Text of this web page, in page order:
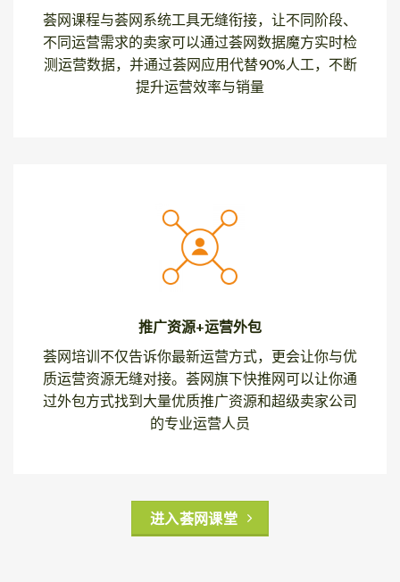
荟网课程与荟网系统工具无缝衔接，让不同阶段、
不同运营需求的卖家可以通过荟网数据魔方实时检
测运营数据，并通过荟网应用代替90%人工，不断
提升运营效率与销量
推广资源+运营外包
荟网培训不仅告诉你最新运营方式，更会让你与优
质运营资源无缝对接。荟网旗下快推网可以让你通
过外包方式找到大量优质推广资源和超级卖家公司
的专业运营人员
进入荟网课堂